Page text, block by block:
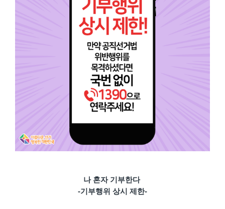
나 혼자 기부한다
-기부행위 상시 제한-